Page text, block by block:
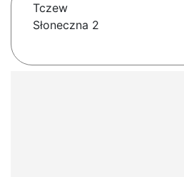
Tczew
Słoneczna 2